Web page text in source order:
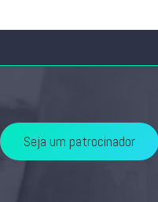
Seja um patrocinador